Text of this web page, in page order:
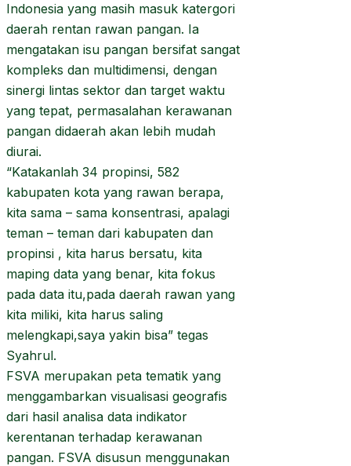
Indonesia yang masih masuk katergori
daerah rentan rawan pangan. Ia
mengatakan isu pangan bersifat sangat
kompleks dan multidimensi, dengan
sinergi lintas sektor dan target waktu
yang tepat, permasalahan kerawanan
pangan didaerah akan lebih mudah
diurai.
“Katakanlah 34 propinsi, 582
kabupaten kota yang rawan berapa,
kita sama – sama konsentrasi, apalagi
teman – teman dari kabupaten dan
propinsi , kita harus bersatu, kita
maping data yang benar, kita fokus
pada data itu,pada daerah rawan yang
kita miliki, kita harus saling
melengkapi,saya yakin bisa” tegas
Syahrul.
FSVA merupakan peta tematik yang
menggambarkan visualisasi geografis
dari hasil analisa data indikator
kerentanan terhadap kerawanan
pangan. FSVA disusun menggunakan